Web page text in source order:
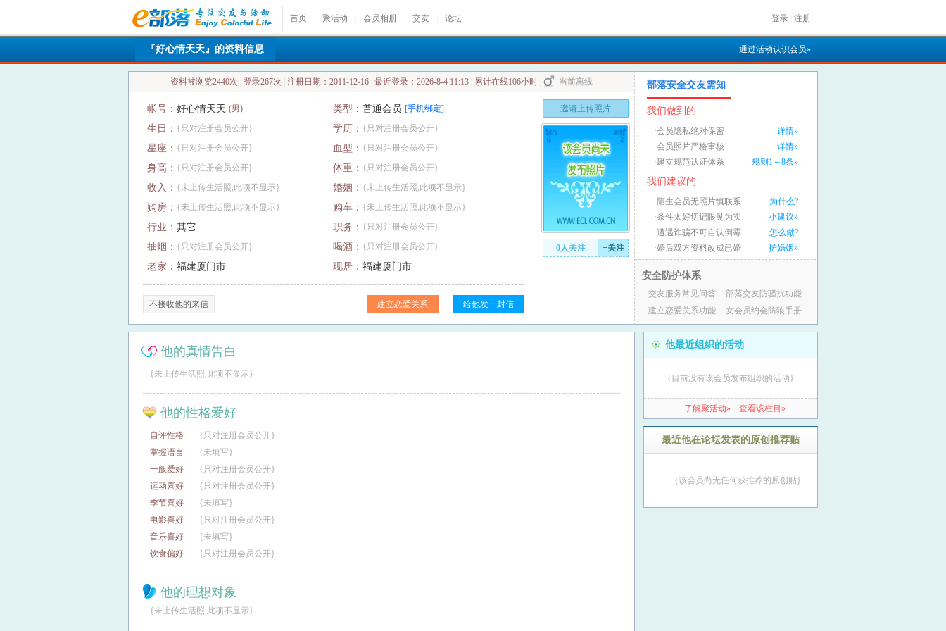
首页 聚活动 会员相册 交友 论坛 登录 注册
『好心情天天』的资料信息 通过活动认识会员»
资料被浏览2440次 登录267次 注册日期：2011-12-16 最近登录：2026-8-4 11:13 累计在线106小时 当前离线
帐号： 好心情天天 (男) 类型： 普通会员 [手机绑定]
生日： {只对注册会员公开} 学历： {只对注册会员公开}
星座： {只对注册会员公开} 血型： {只对注册会员公开}
身高： {只对注册会员公开} 体重： {只对注册会员公开}
收入： {未上传生活照,此项不显示} 婚姻： {未上传生活照,此项不显示}
购房： {未上传生活照,此项不显示} 购车： {未上传生活照,此项不显示}
行业： 其它 职务： {只对注册会员公开}
抽烟： {只对注册会员公开} 喝酒： {只对注册会员公开}
老家： 福建厦门市 现居： 福建厦门市
建立恋爱关系 给他发一封信
不接收他的来信
邀请上传照片
0人关注 +关注
部落安全交友需知
我们做到的
·会员隐私绝对保密
详情»
·会员照片严格审核
详情»
·建立规范认证体系
规则1～8条»
我们建议的
·陌生会员无照片慎联系
为什么?
·条件太好切记眼见为实
小建议»
·遭遇诈骗不可自认倒霉
怎么做?
·婚后双方资料改成已婚
护婚姻»
安全防护体系
交友服务常见问答
部落交友防骚扰功能
建立恋爱关系功能
女会员约会防狼手册
他的真情告白
{未上传生活照,此项不显示}
他的性格爱好
自评性格
{只对注册会员公开}
掌握语言
{未填写}
一般爱好
{只对注册会员公开}
运动喜好
{只对注册会员公开}
季节喜好
{未填写}
电影喜好
{只对注册会员公开}
音乐喜好
{未填写}
饮食偏好
{只对注册会员公开}
他的理想对象
{未上传生活照,此项不显示}
他最近组织的活动
{目前没有该会员发布组织的活动}
了解聚活动» 查看该栏目»
最近他在论坛发表的原创推荐贴
{该会员尚无任何获推荐的原创贴}